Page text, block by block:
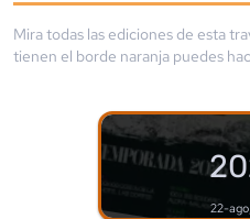
Mira todas las ediciones de esta
tienen el borde naranja puedes
22-